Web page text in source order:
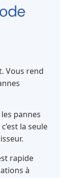
Vous rend
pannes
la seule
rapide
à